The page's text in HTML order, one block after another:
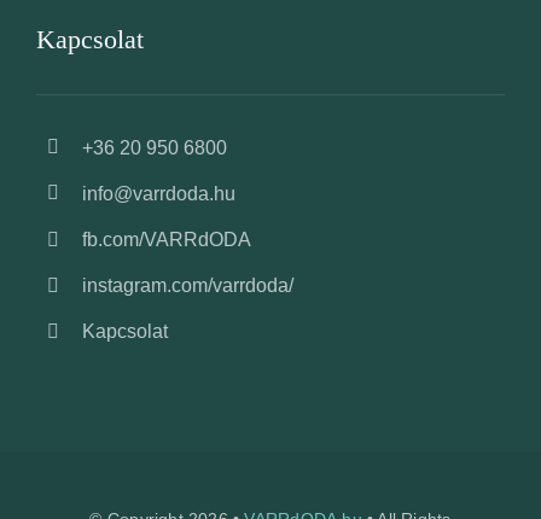
Kapcsolat
+36 20 950 6800
info@varrdoda.hu
fb.com/VARRdODA
instagram.com/varrdoda/
Kapcsolat